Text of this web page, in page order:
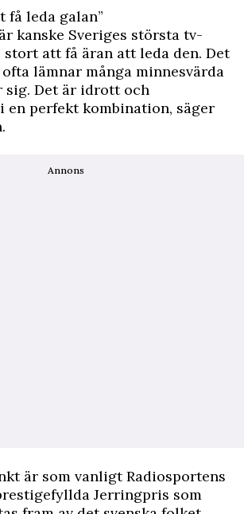
få leda galan”
kanske Sveriges största tv-
stort att få äran att leda den. Det
lämnar många minnesvärda
sig. Det är idrott och
perfekt kombination, säger
Annons
är som vanligt Radiosportens
Jerringpris som